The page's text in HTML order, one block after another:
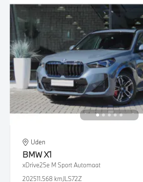
Uden
BMWX1
xDrive25e M Sport Automaat
202511.568 kmJLS72Z